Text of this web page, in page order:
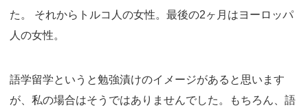
た。 それからトルコ人の女性。最後の2ヶ月はヨーロッパ
人の女性。
語学留学というと勉強漬けのイメージがあると思います
が、私の場合はそうではありませんでした。もちろん、語